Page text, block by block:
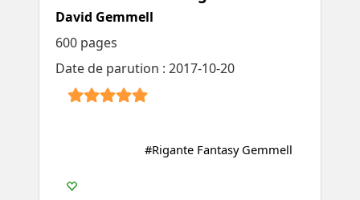
David Gemmell
600 pages
Date de parution : 2017-10-20
#Rigante Fantasy Gemmell